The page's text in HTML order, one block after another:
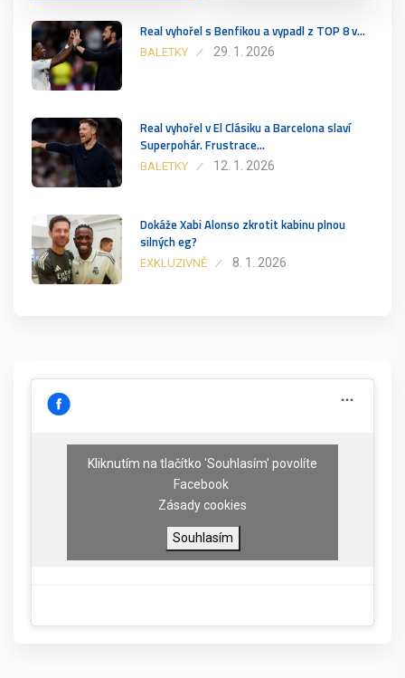
Real vyhořel s Benfikou a vypadl z TOP 8 v…
BALETKY 29. 1. 2026
Real vyhořel v El Clásiku a Barcelona slaví
Superpohár. Frustrace…
BALETKY 12. 1. 2026
Dokáže Xabi Alonso zkrotit kabinu plnou
silných eg?
EXKLUZIVNĚ 8. 1. 2026
Kliknutím na tlačítko 'Souhlasím' povolíte
Facebook
Zásady cookies
Souhlasím